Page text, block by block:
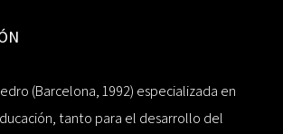
(Barcelona, 1992) especializada en
tanto para el desarrollo del